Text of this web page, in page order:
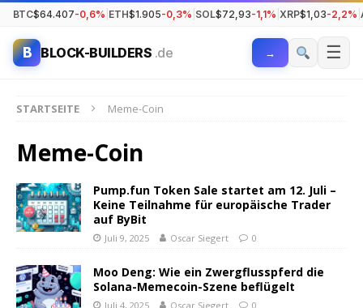
BTC$64.407-0,6% ETH$1.905-0,3% SOL$72,93-1,1% XRP$1,03-2,2%
B BLOCK-BUILDERS .de → ☰
STARTSEITE Meme-Coin
Meme-Coin
Pump.fun Token Sale startet am 12. Juli –
Keine Teilnahme für europäische Trader
auf ByBit
Juli 9, 2025 Oscar Siegert 0
Moo Deng: Wie ein Zwergflusspferd die
Solana-Memecoin-Szene beflügelt
Juli 4, 2025 Oscar Siegert 0